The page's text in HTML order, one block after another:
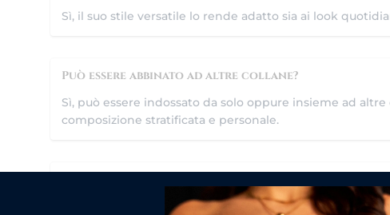
Sì, il suo stile versatile lo rende adatto sia ai look
Può essere abbinato ad altre collane?
Sì, può essere indossato da solo oppure insieme ad
composizione stratificata e personale.
Assolutamente sì. È un regalo romantico e simbolico,